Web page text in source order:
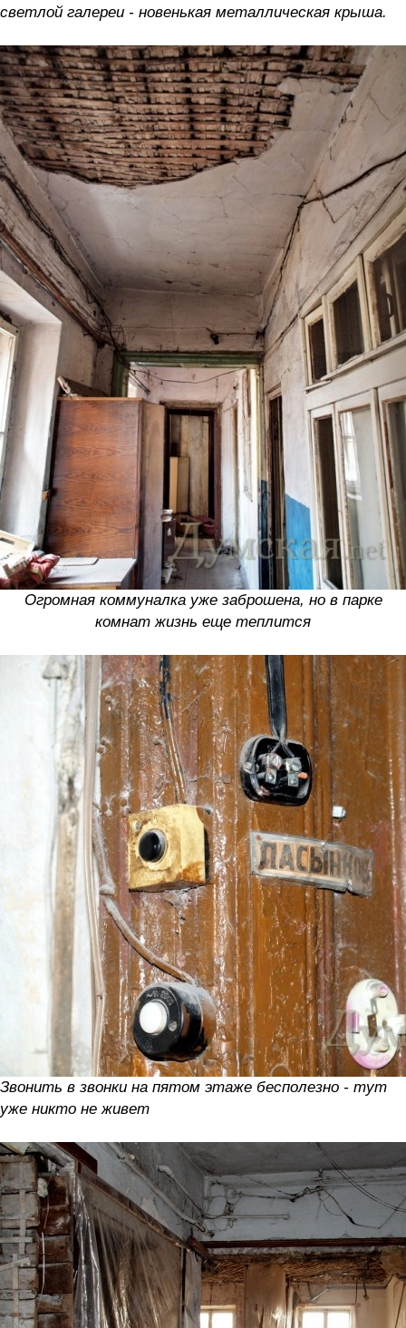
светлой галереи - новенькая металлическая крыша.
Огромная коммуналка уже заброшена, но в парке
комнат жизнь еще теплится
Звонить в звонки на пятом этаже бесполезно - тут
уже никто не живет